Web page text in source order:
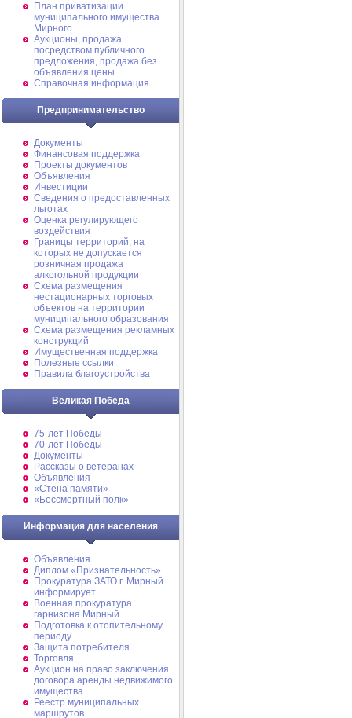
План приватизации
муниципального имущества
Мирного
Аукционы, продажа
посредством публичного
предложения, продажа без
объявления цены
Справочная информация
Предпринимательство
Документы
Финансовая поддержка
Проекты документов
Объявления
Инвестиции
Сведения о предоставленных
льготах
Оценка регулирующего
воздействия
Границы территорий, на
которых не допускается
розничная продажа
алкогольной продукции
Схема размещения
нестационарных торговых
объектов на территории
муниципального образования
Схема размещения рекламных
конструкций
Имущественная поддержка
Полезные ссылки
Правила благоустройства
Великая Победа
75-лет Победы
70-лет Победы
Документы
Рассказы о ветеранах
Объявления
«Стена памяти»
«Бессмертный полк»
Информация для населения
Объявления
Диплом «Признательность»
Прокуратура ЗАТО г. Мирный
информирует
Военная прокуратура
гарнизона Мирный
Подготовка к отопительному
периоду
Защита потребителя
Торговля
Аукцион на право заключения
договора аренды недвижимого
имущества
Реестр муниципальных
маршрутов